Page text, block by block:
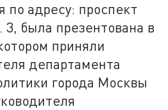
по адресу: проспект
3, была презентована в
приняли
департамента
города Москвы